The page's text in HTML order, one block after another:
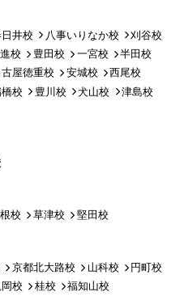
井校 八事いりなか校
刈谷校
校 豊田校 一宮校
半田校
屋徳重校 安城校
西尾校
校 豊川校 犬山校
津島校
校 草津校 堅田校
京都北大路校 山科校
円町校
校 桂校 福知山校